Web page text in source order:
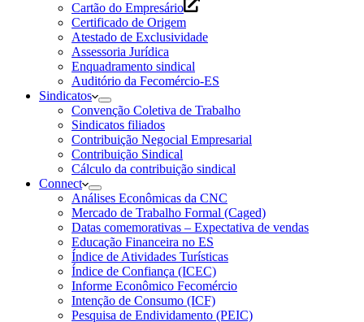
Cartão do Empresário
Certificado de Origem
Atestado de Exclusividade
Assessoria Jurídica
Enquadramento sindical
Auditório da Fecomércio-ES
Sindicatos
Convenção Coletiva de Trabalho
Sindicatos filiados
Contribuição Negocial Empresarial
Contribuição Sindical
Cálculo da contribuição sindical
Connect
Análises Econômicas da CNC
Mercado de Trabalho Formal (Caged)
Datas comemorativas – Expectativa de vendas
Educação Financeira no ES
Índice de Atividades Turísticas
Índice de Confiança (ICEC)
Informe Econômico Fecomércio
Intenção de Consumo (ICF)
Pesquisa de Endividamento (PEIC)